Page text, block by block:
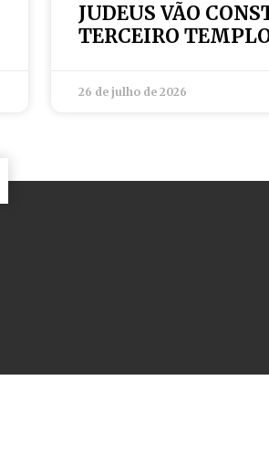
JUDEUS VÃO
TERCEIRO
26 de julho de 2026